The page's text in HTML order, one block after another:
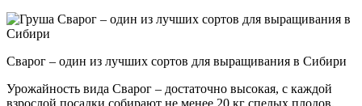
Сварог – один из лучших сортов для выращивания в Сибири
Урожайность вида Сварог – достаточно высокая, с каждой